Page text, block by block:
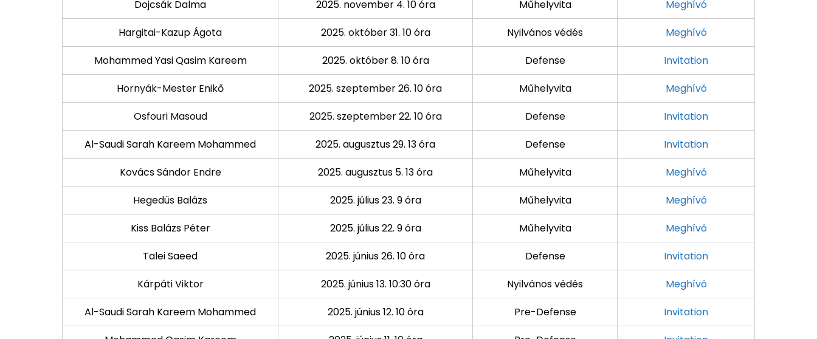
Dojcsák Dalma
2025. november 4. 10 óra Műhelyvita
Meghívó
Hargitai-Kazup Ágota
2025. október 31. 10 óra Nyilvános védés
Meghívó
Mohammed Yasi Qasim Kareem
2025. október 8. 10 óra Defense
Invitation
Hornyák-Mester Enikő
2025. szeptember 26. 10 óra Műhelyvita
Meghívó
Osfouri Masoud
2025. szeptember 22. 10 óra Defense
Invitation
Al-Saudi Sarah Kareem Mohammed
2025. augusztus 29. 13 óra Defense
Invitation
Kovács Sándor Endre
2025. augusztus 5. 13 óra Műhelyvita
Meghívó
Hegedüs Balázs
2025. július 23. 9 óra Műhelyvita
Meghívó
Kiss Balázs Péter
2025. július 22. 9 óra Műhelyvita
Meghívó
Talei Saeed
2025. június 26. 10 óra Defense
Invitation
Kárpáti Viktor
2025. június 13. 10:30 óra Nyilvános védés
Meghívó
Al-Saudi Sarah Kareem Mohammed
2025. június 12. 10 óra Pre-Defense
Invitation